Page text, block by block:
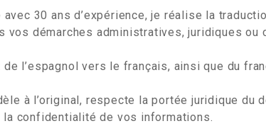
avec 30 ans d’expérience, je réalise la
vos démarches administratives, juridiques ou
l’espagnol vers le français, ainsi que du
à l’original, respecte la portée juridique du
confidentialité de vos informations.